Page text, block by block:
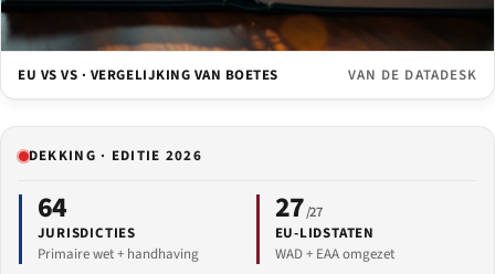
EU VS VS · VERGELIJKING VAN BOETES VAN DE DATADESK
DEKKING · EDITIE 2026
64
JURISDICTIES
Primaire wet + handhaving
27/27
EU-LIDSTATEN
WAD + EAA omgezet